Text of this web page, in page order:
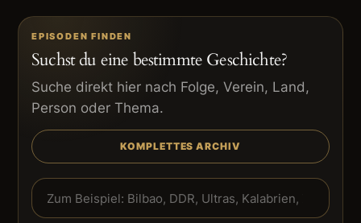
EPISODEN FINDEN
Suchst du eine bestimmte Geschichte?
Suche direkt hier nach Folge, Verein, Land,
Person oder Thema.
KOMPLETTES ARCHIV